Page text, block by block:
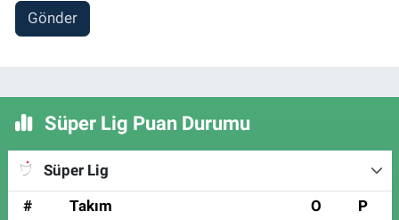
Gönder
Süper Lig Puan Durumu
Süper Lig
#
Takım O P